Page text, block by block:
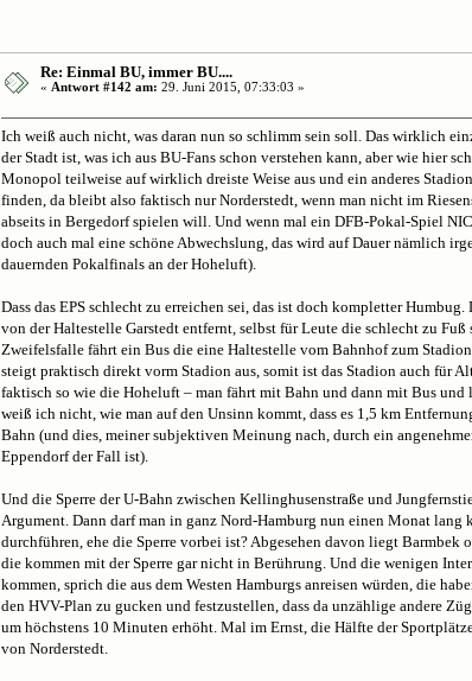
Re: Einmal BU, immer BU....
« Antwort #142 am: 29. Juni 2015, 07:33:03 »
Ich weiß auch nicht, was daran nun so schlimm sein soll. Das wirklich
der Stadt ist, was ich aus BU-Fans schon verstehen kann, aber wie hier
Monopol teilweise auf wirklich dreiste Weise aus und ein anderes
finden, da bleibt also faktisch nur Norderstedt, wenn man nicht im
abseits in Bergedorf spielen will. Und wenn mal ein DFB-Pokal-Spiel
doch auch mal eine schöne Abwechslung, das wird auf Dauer nämlich
dauernden Pokalfinals an der Hoheluft).
Dass das EPS schlecht zu erreichen sei, das ist doch kompletter
von der Haltestelle Garstedt entfernt, selbst für Leute die schlecht zu
Zweifelsfalle fährt ein Bus die eine Haltestelle vom Bahnhof zum
steigt praktisch direkt vorm Stadion aus, somit ist das Stadion auch für
faktisch so wie die Hoheluft – man fährt mit Bahn und dann mit Bus
weiß ich nicht, wie man auf den Unsinn kommt, dass es 1,5 km
Bahn (und dies, meiner subjektiven Meinung nach, durch ein
Eppendorf der Fall ist).
Und die Sperre der U-Bahn zwischen Kellinghusenstraße und
Argument. Dann darf man in ganz Nord-Hamburg nun einen Monat lang
durchführen, ehe die Sperre vorbei ist? Abgesehen davon liegt Barmbek
die kommen mit der Sperre gar nicht in Berührung. Und die wenigen
kommen, sprich die aus dem Westen Hamburgs anreisen würden, die
den HVV-Plan zu gucken und festzustellen, dass da unzählige andere
um höchstens 10 Minuten erhöht. Mal im Ernst, die Hälfte der
von Norderstedt.